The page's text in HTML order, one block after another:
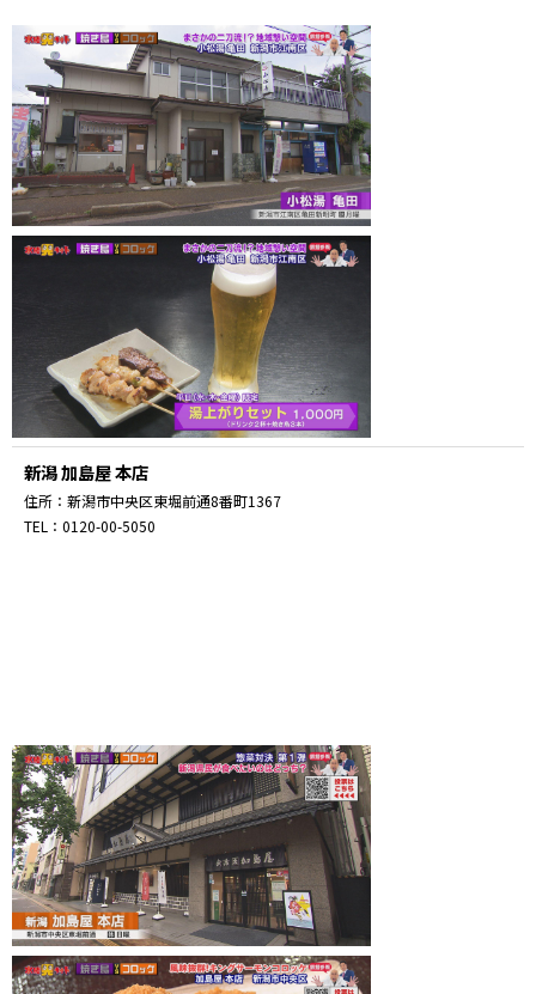
新潟 加島屋 本店
住所：新潟市中央区東堀前通8番町1367
TEL：0120-00-5050